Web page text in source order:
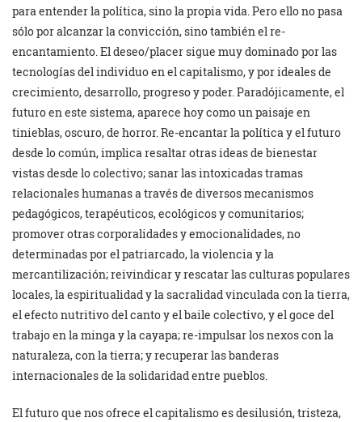
para entender la política, sino la propia vida. Pero ello no pasa
sólo por alcanzar la convicción, sino también el re-
encantamiento. El deseo/placer sigue muy dominado por las
tecnologías del individuo en el capitalismo, y por ideales de
crecimiento, desarrollo, progreso y poder. Paradójicamente, el
futuro en este sistema, aparece hoy como un paisaje en
tinieblas, oscuro, de horror. Re-encantar la política y el futuro
desde lo común, implica resaltar otras ideas de bienestar
vistas desde lo colectivo; sanar las intoxicadas tramas
relacionales humanas a través de diversos mecanismos
pedagógicos, terapéuticos, ecológicos y comunitarios;
promover otras corporalidades y emocionalidades, no
determinadas por el patriarcado, la violencia y la
mercantilización; reivindicar y rescatar las culturas populares
locales, la espiritualidad y la sacralidad vinculada con la tierra,
el efecto nutritivo del canto y el baile colectivo, y el goce del
trabajo en la minga y la cayapa; re-impulsar los nexos con la
naturaleza, con la tierra; y recuperar las banderas
internacionales de la solidaridad entre pueblos.
El futuro que nos ofrece el capitalismo es desilusión, tristeza,